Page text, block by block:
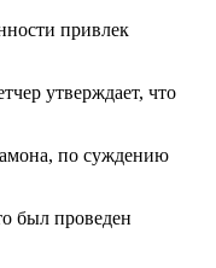
привлек
утверждает, что
по суждению
был проведен